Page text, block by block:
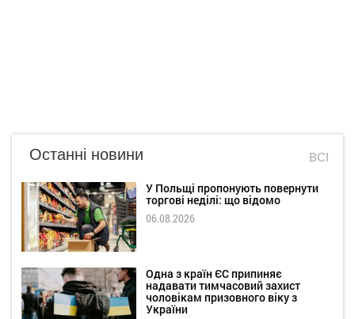
Останні новини ВСІ
У Польщі пропонують повернути
торгові неділі: що відомо
06.08.2026
Одна з країн ЄС припиняє
надавати тимчасовий захист
чоловікам призовного віку з
України